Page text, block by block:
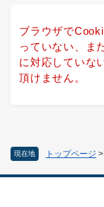
現在地 トップページ >
ブラウザで
っていない、ま
に対応していな
頂けません。